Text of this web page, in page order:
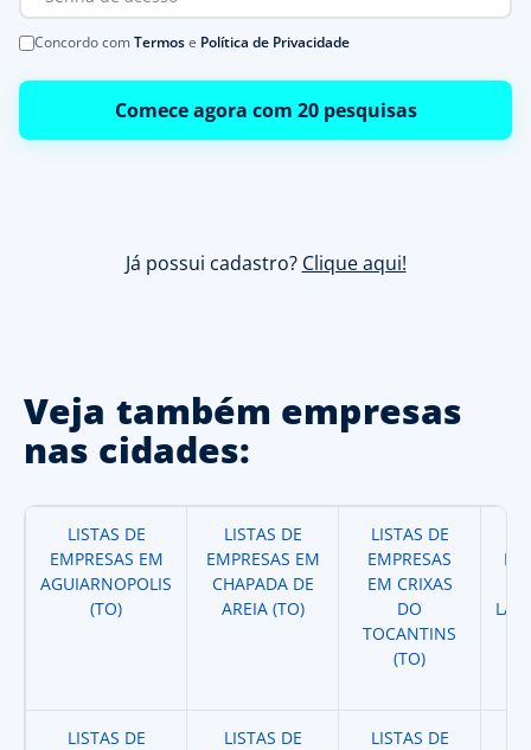
Concordo comTermose Política de Privacidade
Comece agora com 20 pesquisas
Já possui cadastro? Clique aqui!
Veja também empresas
nas cidades:
LISTAS DE
EMPRESAS EM
AGUIARNOPOLIS
(TO)
LISTAS DE
EMPRESAS EM
CHAPADA DE
AREIA (TO)
LISTAS DE
EMPRESAS
EM CRIXAS
DO
TOCANTINS
(TO)
LISTAS DE
LISTAS DE
LISTAS DE